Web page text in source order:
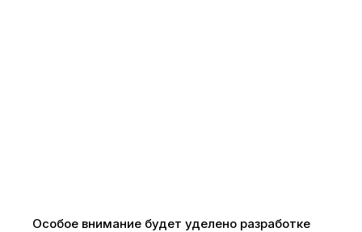
Особое внимание будет уделено разработке